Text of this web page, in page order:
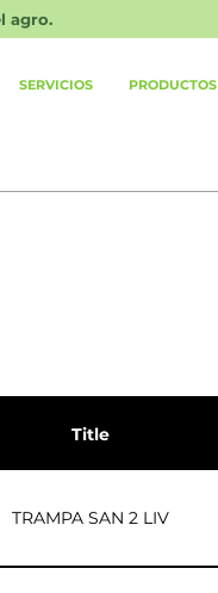
agro.
SERVICIOS PRODUCTOS
Title
TRAMPA SAN 2 LIV